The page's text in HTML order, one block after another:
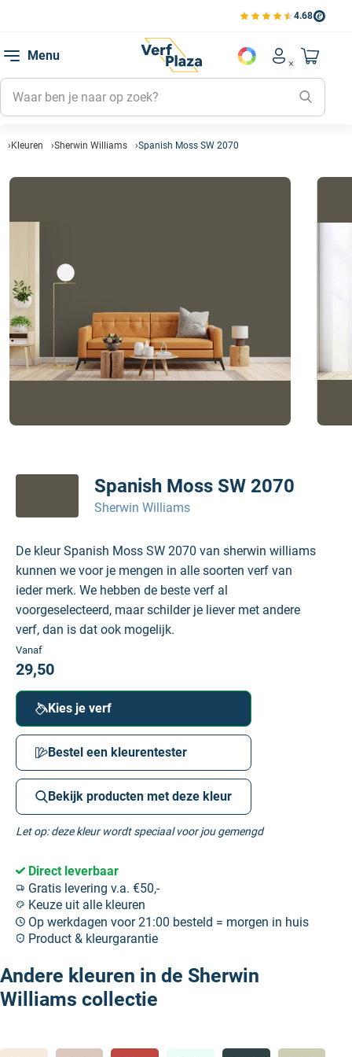
4.68
Bekijk de verfplaza
Menu
Account
Mijn
Mijn
Mijn
Naar
Kleuren Sherwin Williams Spanish Moss SW 2070
Spanish Moss SW 2070
Sherwin Williams
De kleur Spanish Moss SW 2070 van sherwin williams
kunnen we voor je mengen in alle soorten verf van
ieder merk. We hebben de beste verf al
voorgeselecteerd, maar schilder je liever met andere
verf, dan is dat ook mogelijk.
Vanaf
29,50
Kies je verf
Bestel een kleurentester
Bekijk producten met deze kleur
Let op: deze kleur wordt speciaal voor jou gemengd
Direct leverbaar
Gratis levering v.a. €50,-
Keuze uit alle kleuren
Op werkdagen voor 21:00 besteld = morgen in huis
Product & kleurgarantie
Andere kleuren in de Sherwin
Williams collectie